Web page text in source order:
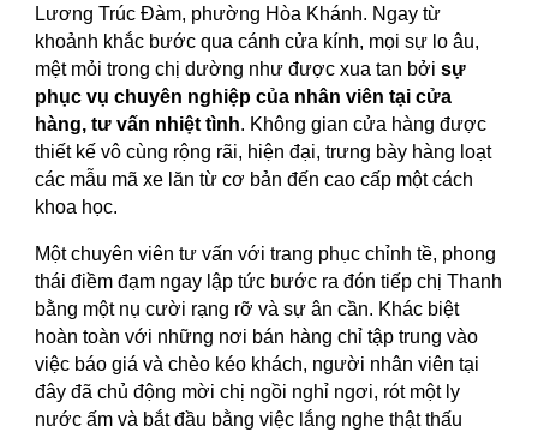
Lương Trúc Đàm, phường Hòa Khánh. Ngay từ
khoảnh khắc bước qua cánh cửa kính, mọi sự lo âu,
mệt mỏi trong chị dường như được xua tan bởisự
phục vụ chuyên nghiệp của nhân viên tại cửa
hàng, tư vấn nhiệt tình. Không gian cửa hàng được
thiết kế vô cùng rộng rãi, hiện đại, trưng bày hàng loạt
các mẫu mã xe lăn từ cơ bản đến cao cấp một cách
khoa học.
Một chuyên viên tư vấn với trang phục chỉnh tề, phong
thái điềm đạm ngay lập tức bước ra đón tiếp chị Thanh
bằng một nụ cười rạng rỡ và sự ân cần. Khác biệt
hoàn toàn với những nơi bán hàng chỉ tập trung vào
việc báo giá và chèo kéo khách, người nhân viên tại
đây đã chủ động mời chị ngồi nghỉ ngơi, rót một ly
nước ấm và bắt đầu bằng việc lắng nghe thật thấu